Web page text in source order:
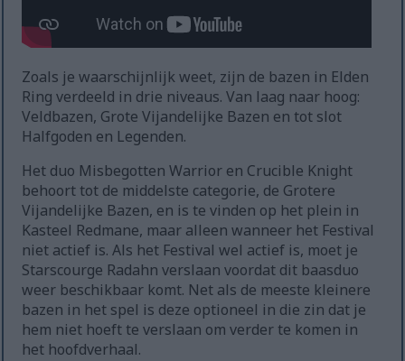
Zoals je waarschijnlijk weet, zijn de bazen in Elden
Ring verdeeld in drie niveaus. Van laag naar hoog:
Veldbazen, Grote Vijandelijke Bazen en tot slot
Halfgoden en Legenden.
Het duo Misbegotten Warrior en Crucible Knight
behoort tot de middelste categorie, de Grotere
Vijandelijke Bazen, en is te vinden op het plein in
Kasteel Redmane, maar alleen wanneer het Festival
niet actief is. Als het Festival wel actief is, moet je
Starscourge Radahn verslaan voordat dit baasduo
weer beschikbaar komt. Net als de meeste kleinere
bazen in het spel is deze optioneel in die zin dat je
hem niet hoeft te verslaan om verder te komen in
het hoofdverhaal.